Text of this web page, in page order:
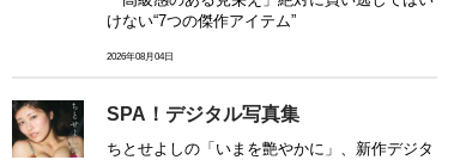
けない“7つの傑作アイテム”
2026年08月04日
SPA！デジタル写真集
ちとせよしの「いまを艶やかに」、新作デジタ